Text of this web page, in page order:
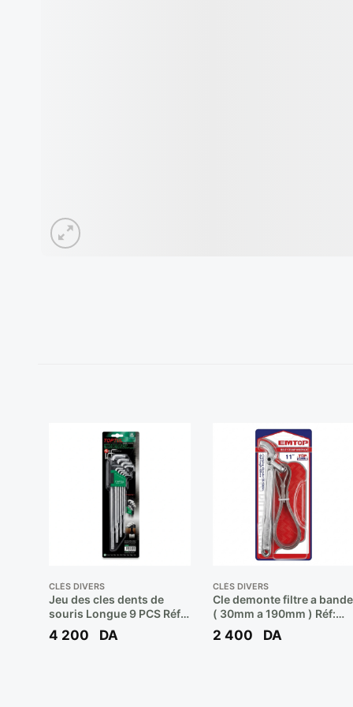
CLÉS DIVERS
Jeu des cles dents de
souris Longue 9 PCS Réf:
GAAL0923 ** TOPTUL
4 200 DA
CLÉS DIVERS
Cle demonte filtre a bande
( 30mm a 190mm ) Réf:
EMAW3311 ** EMTOP
2 400 DA